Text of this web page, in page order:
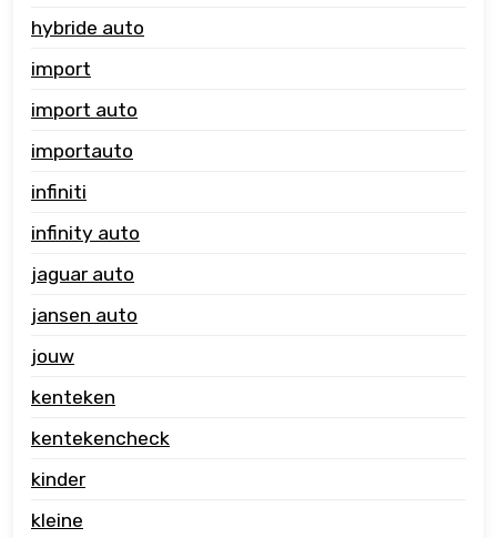
hybride auto
import
import auto
importauto
infiniti
infinity auto
jaguar auto
jansen auto
jouw
kenteken
kentekencheck
kinder
kleine